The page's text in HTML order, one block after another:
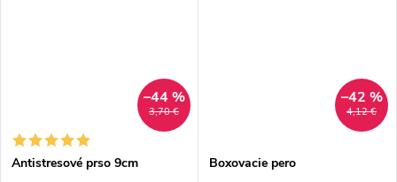
3,70 €
–44 %
Antistresové prso 9cm
4,12 €
–42 %
Boxovacie pero